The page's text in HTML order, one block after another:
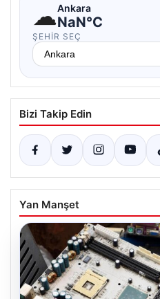
☁Ankara
NaN°C
ŞEHIR SEÇ
Bizi Takip Edin
Yan Manşet